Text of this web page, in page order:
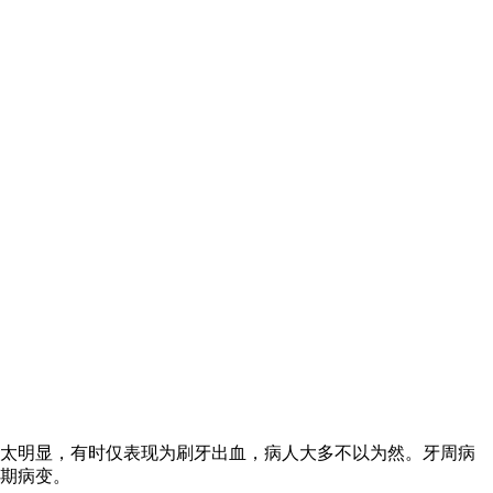
明显，有时仅表现为刷牙出血，病人大多不以为然。牙周病
病变。